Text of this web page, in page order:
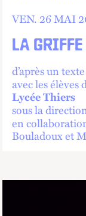
LA GRIFFE
VEN. 26 MAI
d’après un
avec les
Lycée Thiers
sous la
en
Bouladoux et